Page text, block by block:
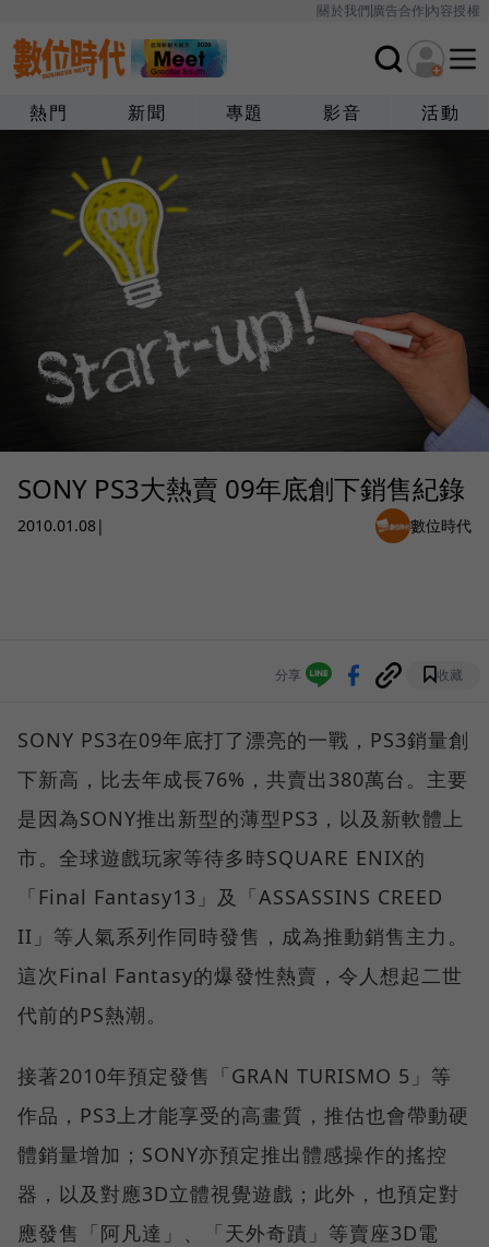
關於我們廣告合作內容授權
熱門 新聞 專題 影音 活動
SONY PS3大熱賣 09年底創下銷售紀錄
2010.01.08| 數位時代
分享 收藏
SONY PS3在09年底打了漂亮的一戰，PS3銷量創
下新高，比去年成長76%，共賣出380萬台。主要
是因為SONY推出新型的薄型PS3，以及新軟體上
市。全球遊戲玩家等待多時SQUARE ENIX的
「Final Fantasy13」及「ASSASSINS CREED
II」等人氣系列作同時發售，成為推動銷售主力。
這次Final Fantasy的爆發性熱賣，令人想起二世
代前的PS熱潮。
接著2010年預定發售「GRAN TURISMO 5」等
作品，PS3上才能享受的高畫質，推估也會帶動硬
體銷量增加；SONY亦預定推出體感操作的搖控
器，以及對應3D立體視覺遊戲；此外，也預定對
應發售「阿凡達」、「天外奇蹟」等賣座3D電